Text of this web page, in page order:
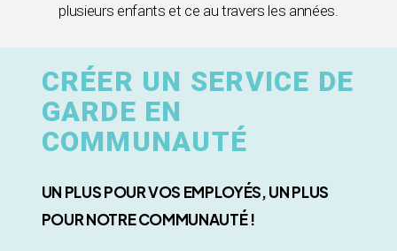
plusieurs enfants et ce au travers les années.
CRÉER UN SERVICE DE
GARDE EN
COMMUNAUTÉ
UN PLUS POUR VOS EMPLOYÉS, UN PLUS
POUR NOTRE COMMUNAUTÉ !